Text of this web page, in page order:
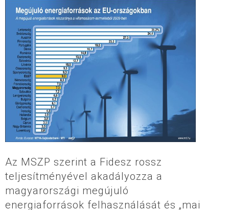
Az MSZP szerint a Fidesz rossz
teljesítményével akadályozza a
magyarországi megújuló
energiaforrások felhasználását és „mai